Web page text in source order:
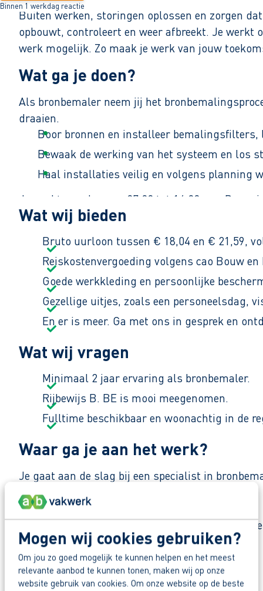
Mogen wij cookies gebruiken?
Om jou zo goed mogelijk te kunnen helpen en het meest
relevante aanbod te kunnen tonen, maken wij op onze
website gebruik van cookies. Om onze website op de beste
Binnen 1 werkdag reactie
Buiten werken, storingen oplossen en zorgen
opbouwt, controleert en weer afbreekt. Je werkt
werk mogelijk. Zo maak je werk van jouw
Wat ga je doen?
Als bronbemaler neem jij het
draaien.
Boor bronnen en installeer bemalingsfilters,
Bewaak de werking van het systeem en los
Haal installaties veilig en volgens planning
Je werkt overdag van 07:00 tot 16:00 uur. De
Wat wij bieden
Bruto uurloon tussen € 18,04 en € 21,59,
Reiskostenvergoeding volgens cao Bouw
Goede werkkleding en persoonlijke
Gezellige uitjes, zoals een personeelsdag,
En er is meer. Ga met ons in gesprek en
Wat wij vragen
Minimaal 2 jaar ervaring als bronbemaler.
Rijbewijs B. BE is mooi meegenomen.
Fulltime beschikbaar en woonachtig in de
Waar ga je aan het werk?
Je gaat aan de slag bij een specialist in
verschillende projecten in de regio.
De sfeer is hecht en praktisch. Collega’s helpen
anderen niet kunnen. En we doen het samen.”
Zo maak je werk van je toekomst
Deel deze vacature: